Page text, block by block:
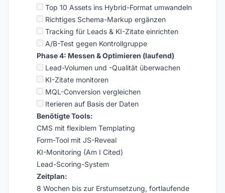
Top 10 Assets ins Hybrid-Format umwandeln
Richtiges Schema-Markup ergänzen
Tracking für Leads & KI-Zitate einrichten
A/B-Test gegen Kontrollgruppe
Phase 4: Messen & Optimieren (laufend)
Lead-Volumen und -Qualität überwachen
KI-Zitate monitoren
MQL-Conversion vergleichen
Iterieren auf Basis der Daten
Benötigte Tools:
CMS mit flexiblem Templating
Form-Tool mit JS-Reveal
KI-Monitoring (Am I Cited)
Lead-Scoring-System
Zeitplan:
8 Wochen bis zur Erstumsetzung, fortlaufende